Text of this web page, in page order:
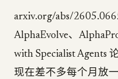
arxiv.org/abs/
AlphaEvolve、
with Specialist Agents
现在差不多每个月放